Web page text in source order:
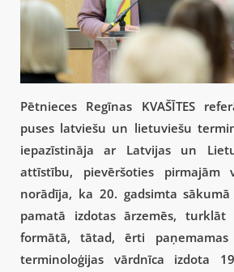
Pētnieces Regīnas KVAŠĪTES
puses latviešu un lietuviešu
iepazīstināja ar Latvijas un
attīstību, pievēršoties pirmajām
norādīja, ka 20. gadsimta
pamatā izdotas ārzemēs, turklāt
formātā, tātad, ērti
terminoloģijas vārdnīca izdota